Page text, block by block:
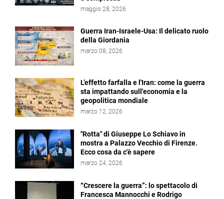
maggio 28, 2026
Guerra Iran-Israele-Usa: Il delicato ruolo
della Giordania
marzo 08, 2026
L’effetto farfalla e l'Iran: come la guerra
sta impattando sull'economia e la
geopolitica mondiale
marzo 12, 2026
"Rotta" di Giuseppe Lo Schiavo in
mostra a Palazzo Vecchio di Firenze.
Ecco cosa da c'è sapere
marzo 24, 2026
“Crescere la guerra”: lo spettacolo di
Francesca Mannocchi e Rodrigo